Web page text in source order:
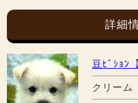
詳細
豆ﾋﾞｼｮﾝ
クリーム